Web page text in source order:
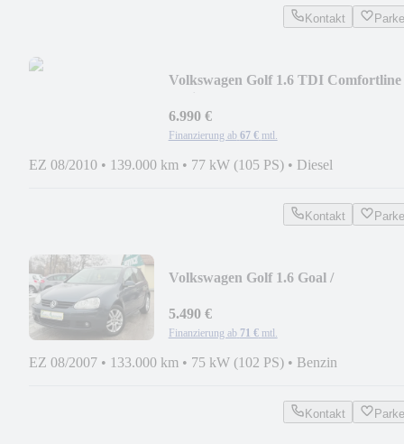
Kontakt
Volkswagen Golf 1.6 TDI Comfortline
6.990 €
Finanzierung ab 67 € mtl.
EZ 08/2010 • 139.000 km • 77 kW (105 PS) • Diesel
Kontakt
Volkswagen Golf 1.6 Goal /
5.490 €
Finanzierung ab 71 € mtl.
EZ 08/2007 • 133.000 km • 75 kW (102 PS) • Benzin
Kontakt